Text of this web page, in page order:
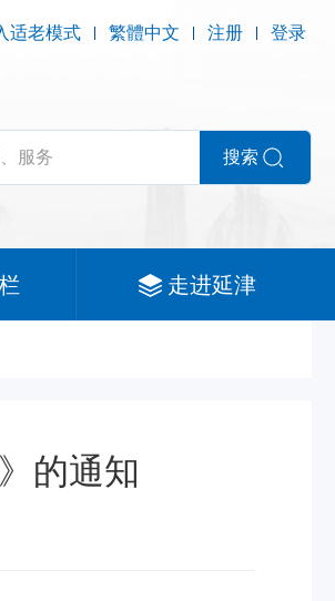
适老模式 繁體中文 注册 登录
搜索
走进延津
的通知